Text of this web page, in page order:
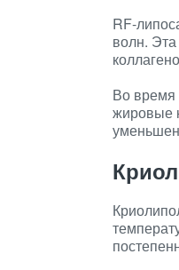
RF-
волн.
Во время
жировые